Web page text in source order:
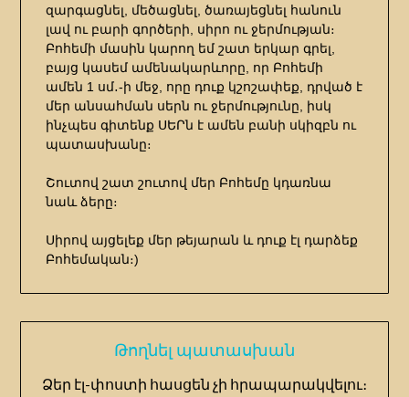
զարգացնել, մեծացնել, ծառայեցնել հանուն
լավ ու բարի գործերի, սիրո ու ջերմության։
Բոհեմի մասին կարող եմ շատ երկար գրել,
բայց կասեմ ամենակարևորը, որ Բոհեմի
ամեն 1 սմ․-ի մեջ, որը դուք կշոշափեք, դրված է
մեր անսահման սերն ու ջերմությունը, իսկ
ինչպես գիտենք ՍԵՐն է ամեն բանի սկիզբն ու
պատասխանը։
Շուտով շատ շուտով մեր Բոհեմը կդառնա
նաև ձերը։
Սիրով այցելեք մեր թեյարան և դուք էլ դարձեք
Բոհեմական։)
Թողնել պատասխան
Ձեր էլ-փոստի հասցեն չի հրապարակվելու։